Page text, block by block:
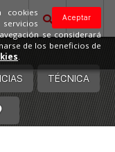
TÉCNICA
Aceptar
cookies
se considerará
de los beneficios de
.